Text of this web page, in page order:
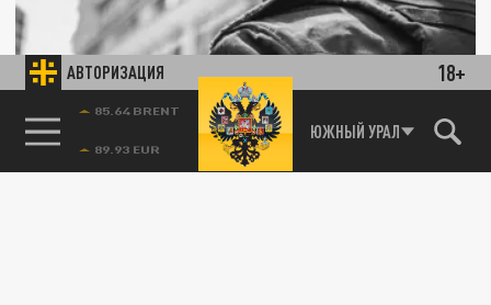
АВТОРИЗАЦИЯ 18+
ЮЖНЫЙ УРАЛ
Обманули ребёнка и "обнесли" квартиру на
2,5 миллиона: в Питере задержан
подозреваемый. Подробности